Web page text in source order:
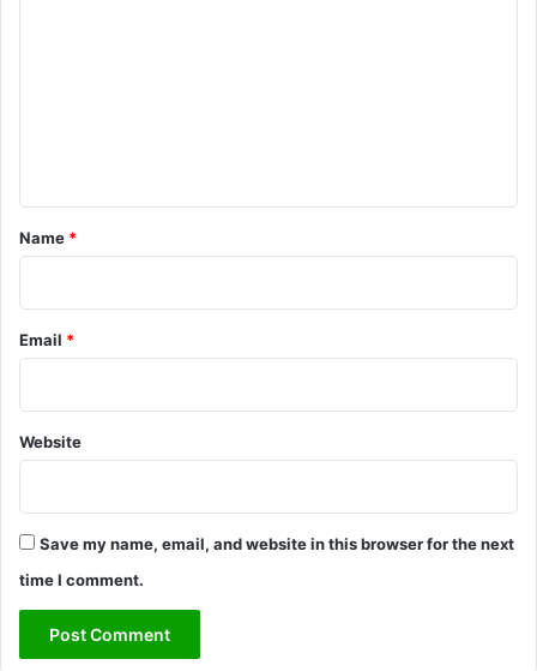
*
Name *
Email *
Website
Save my name, email, and website in this browser for the next
time I comment.